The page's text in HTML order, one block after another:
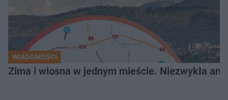
WIADOMOŚCI
Zima i wiosna w jednym mieście. Niezwykła